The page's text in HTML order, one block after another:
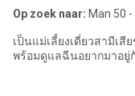
Op zoek naar: Man 50 -
เป็นแม่เลี้ยงเดี่ยวสามีเ
พร้อมดูแลฉีนอยากมาอ